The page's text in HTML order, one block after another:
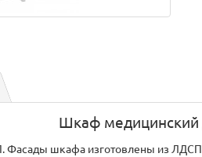
Шкаф медицинский
шкафа изготовлены из ЛДСП